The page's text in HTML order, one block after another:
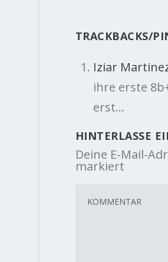
TRACKBACKS/
Iziar
ihre erste
erst…
HINTERLASSE
Deine E-Mail-
markiert